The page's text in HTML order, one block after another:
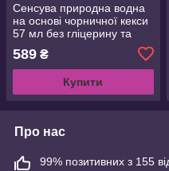
Сенсува природна водна
на основі чорничної кекси
57 мл без гліцерину та
589 ₴
Купити
Про нас
99% позитивних з 155